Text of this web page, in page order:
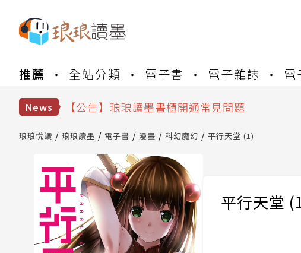
推薦 全站分類 電子書 電子雜誌 電
News
【公告】琅琅讀墨數位閱讀資產合併與書櫃開
【公告】琅琅讀墨 3 分鐘完成書櫃開通與資產
【公告】琅琅讀墨數位閱讀資產合併與書櫃開通
琅琅悅讀 琅琅讀墨 電子書 漫畫 科幻魔幻 平行天堂 (1)
平行天堂